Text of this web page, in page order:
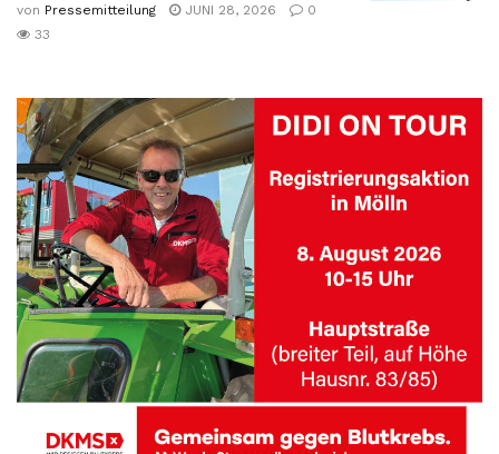
von Pressemitteilung JUNI 28, 2026
0
33